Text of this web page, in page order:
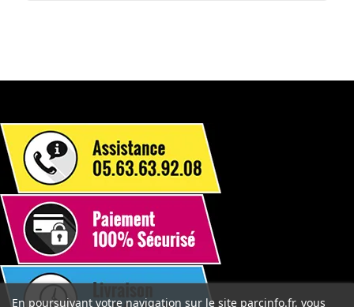
En poursuivant votre navigation sur le site parcinfo.fr, vous